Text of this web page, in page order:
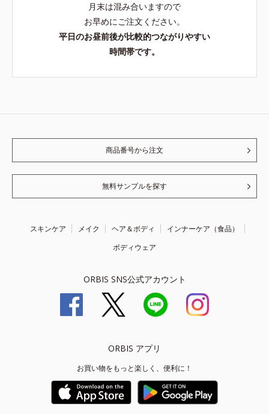
月末は混み合いますので
お早めにご注文ください。
平日のお昼前後が比較的つながりやすい
時間帯です。
商品番号から注文
無料サンプルを探す
スキンケア メイク ヘア＆ボディ
インナーケア（食品）
ボディウェア
ORBIS SNS公式アカウント
ORBIS アプリ
お買い物をもっと楽しく、便利に！